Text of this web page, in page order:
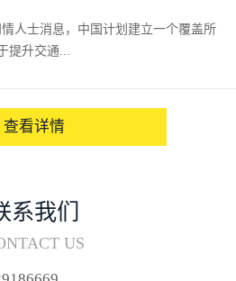
人士消息，中国计划建立一个覆盖所
提升交通...
查看详情
系我们
US